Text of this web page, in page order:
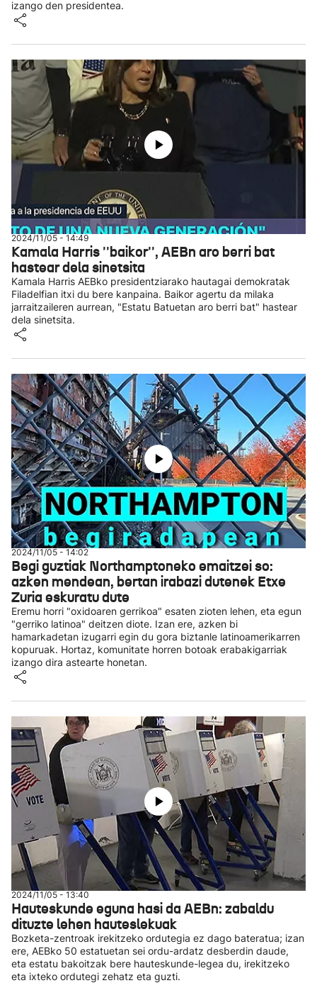
izango den presidentea.
2024/11/05 - 14:49
Kamala Harris ''baikor'', AEBn aro berri bat
hastear dela sinetsita
Kamala Harris AEBko presidentziarako hautagai demokratak
Filadelfian itxi du bere kanpaina. Baikor agertu da milaka
jarraitzaileren aurrean, "Estatu Batuetan aro berri bat" hastear
dela sinetsita.
2024/11/05 - 14:02
Begi guztiak Northamptoneko emaitzei so:
azken mendean, bertan irabazi dutenek Etxe
Zuria eskuratu dute
Eremu horri "oxidoaren gerrikoa" esaten zioten lehen, eta egun
"gerriko latinoa" deitzen diote. Izan ere, azken bi
hamarkadetan izugarri egin du gora biztanle latinoamerikarren
kopuruak. Hortaz, komunitate horren botoak erabakigarriak
izango dira astearte honetan.
2024/11/05 - 13:40
Hauteskunde eguna hasi da AEBn: zabaldu
dituzte lehen hauteslekuak
Bozketa-zentroak irekitzeko ordutegia ez dago bateratua; izan
ere, AEBko 50 estatuetan sei ordu-ardatz desberdin daude,
eta estatu bakoitzak bere hauteskunde-legea du, irekitzeko
eta ixteko ordutegi zehatz eta guzti.